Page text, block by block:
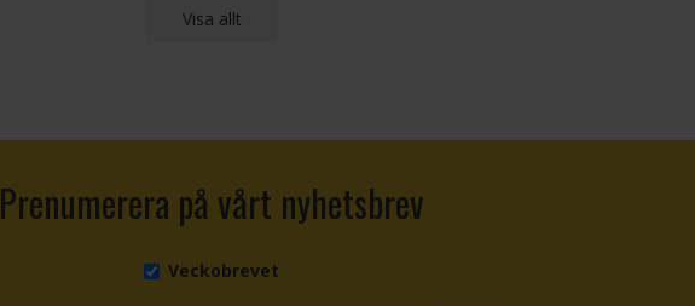
Visa allt
Prenumerera på vårt nyhetsbrev
Veckobrevet